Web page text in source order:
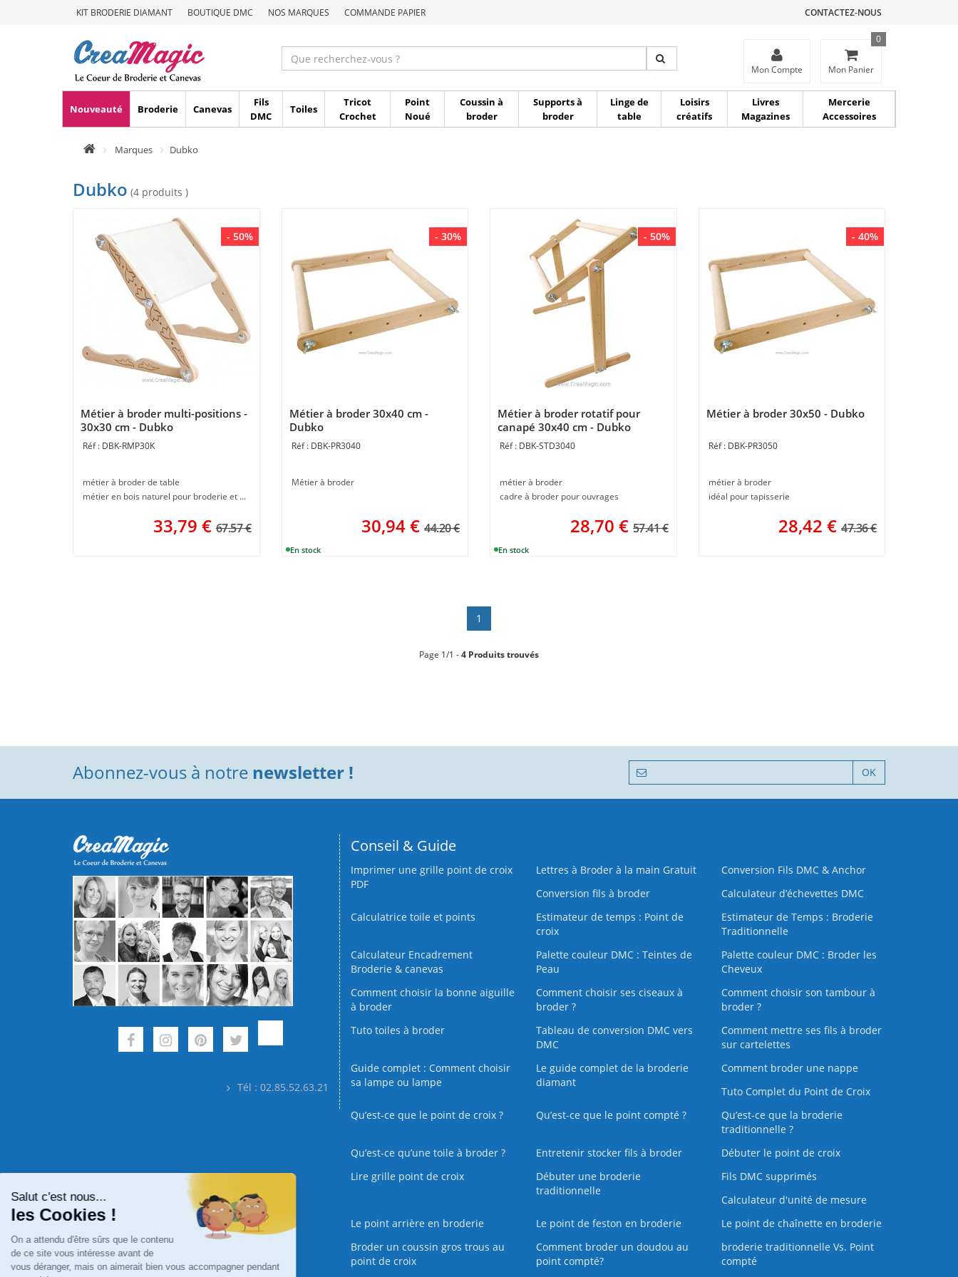
KIT BRODERIE DIAMANT BOUTIQUE DMC NOS MARQUES COMMANDE PAPIER CONTACTEZ-NOUS
Mon Compte Mon Panier
0
Nouveauté Broderie Canevas
Fils
DMC
Toiles
Tricot
Crochet
Point
Noué
Coussin à
broder
Supports à
broder
Linge de
table
Loisirs
créatifs
Livres
Magazines
Mercerie
Accessoires
Marques Dubko
Dubko (4 produits )
- 50%
Métier à broder multi-positions -
30x30 cm - Dubko
DBK-RMP30K
métier à broder de table
métier en bois naturel pour broderie et canevas
33,79 € 67.57 €
- 30%
Métier à broder 30x40 cm -
Dubko
DBK-PR3040
Métier à broder
30,94€ 44.20 €
- 50%
Métier à broder rotatif pour
canapé 30x40 cm - Dubko
DBK-STD3040
métier à broder
cadre à broder pour ouvrages
28,70 € 57.41 €
- 40%
Métier à broder 30x50 - Dubko
DBK-PR3050
métier à broder
idéal pour tapisserie
28,42 € 47.36 €
1
Page 1/1 -4 Produits trouvés
Abonnez-vous à notre newsletter ! OK
Tél : 02.85.52.63.21
Conseil & Guide
Imprimer une grille point de croix
PDF
Lettres à Broder à la main Gratuit
Conversion Fils DMC & Anchor
Conversion fils à broder
Calculateur d’échevettes DMC
Calculatrice toile et points
Estimateur de temps : Point de
croix
Estimateur de Temps : Broderie
Traditionnelle
Calculateur Encadrement
Broderie & canevas
Palette couleur DMC : Teintes de
Peau
Palette couleur DMC : Broder les
Cheveux
Comment choisir la bonne aiguille
à broder
Comment choisir ses ciseaux à
broder ?
Comment choisir son tambour à
broder ?
Tuto toiles à broder
Tableau de conversion DMC vers
DMC
Comment mettre ses fils à broder
sur cartelettes
Guide complet : Comment choisir
sa lampe ou lampe
Le guide complet de la broderie
diamant
Comment broder une nappe
Tuto Complet du Point de Croix
Qu’est-ce que le point de croix ?
Qu’est-ce que le point compté ?
Qu’est-ce que la broderie
traditionnelle ?
Qu’est‑ce qu’une toile à broder ?
Entretenir stocker fils à broder
Débuter le point de croix
Lire grille point de croix
Débuter une broderie
traditionnelle
Fils DMC supprimés
Calculateur d'unité de mesure
Le point arrière en broderie
Le point de feston en broderie
Le point de chaînette en broderie
Broder un coussin gros trous au
point de croix
Comment broder un doudou au
point compté?
broderie traditionnelle Vs. Point
compté